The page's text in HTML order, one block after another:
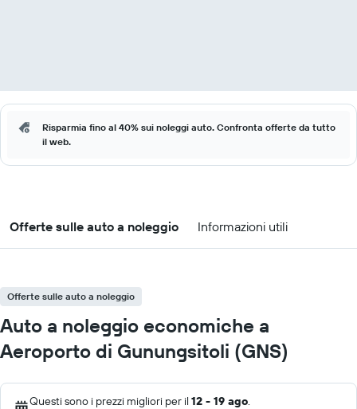
Risparmia fino al 40% sui noleggi auto. Confronta offerte da tutto
il web.
Offerte sulle auto a noleggio Informazioni utili
Offerte sulle auto a noleggio
Auto a noleggio economiche a
Aeroporto di Gunungsitoli (GNS)
Questi sono i prezzi migliori per il 12 - 19 ago.